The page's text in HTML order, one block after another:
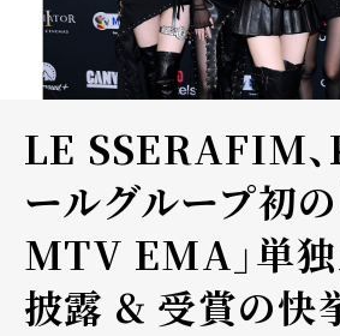
LE SSERAFIM
ールグループ初
MTV EMA」単
披露 & 受賞の快